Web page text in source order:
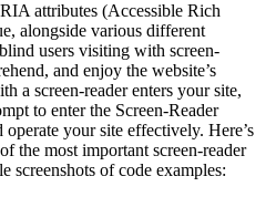
attributes (Accessible Rich
alongside various different
users visiting with screen-
and enjoy the website’s
a screen-reader enters your site,
to enter the Screen-Reader
your site effectively. Here’s
the most important screen-reader
screenshots of code examples: